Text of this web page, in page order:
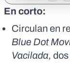
En corto:
Circulan en
Blue Dot
Vacilada,